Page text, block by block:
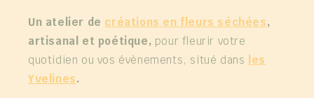
Un atelier de créations en fleurs séchées,
artisanal et poétique, pour fleurir votre
quotidien ou vos évènements, situé dans
les
Yvelines.